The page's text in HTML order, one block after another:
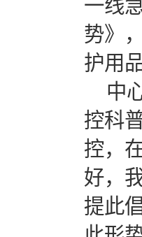
一线
势》
护用
中
控科
控，
好，
提此